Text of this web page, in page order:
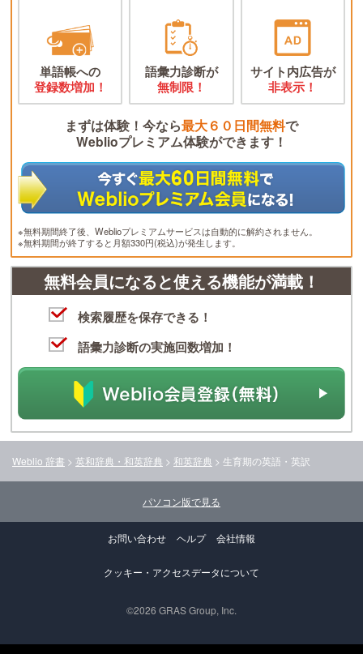
単語帳への
登録数増加！
語彙力診断が
無制限！
サイト内広告が
非表示！
まずは体験！今なら最大６０日間無料で
Weblioプレミアム体験ができます！
※無料期間終了後、Weblioプレミアムサービスは自動的に解約されません。
※無料期間が終了すると月額330円(税込)が発生します。
無料会員になると使える機能が満載！
検索履歴を保存できる！
語彙力診断の実施回数増加！
Weblio 辞書 > 英和辞典・和英辞典 > 和英辞典 > 生育期の英語・英訳
パソコン版で見る
お問い合わせ ヘルプ 会社情報
クッキー・アクセスデータについて
©2026 GRAS Group, Inc.